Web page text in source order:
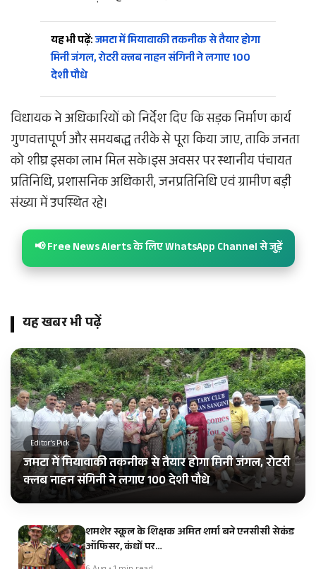
यह भी पढ़ें:जमटा में मियावाकी तकनीक से तैयार होगा
मिनी जंगल, रोटरी क्लब नाहन संगिनी ने लगाए 100
देशी पौधे
विधायक ने अधिकारियों को निर्देश दिए कि सड़क निर्माण कार्य
गुणवत्तापूर्ण और समयबद्ध तरीके से पूरा किया जाए, ताकि जनता
को शीघ्र इसका लाभ मिल सके।इस अवसर पर स्थानीय पंचायत
प्रतिनिधि, प्रशासनिक अधिकारी, जनप्रतिनिधि एवं ग्रामीण बड़ी
संख्या में उपस्थित रहे।
📢 Free News Alerts के लिए WhatsApp Channel से जुड़ें
यह खबर भी पढ़ें
Editor's Pick
जमटा में मियावाकी तकनीक से तैयार होगा मिनी जंगल, रोटरी
क्लब नाहन संगिनी ने लगाए 100 देशी पौधे
शमशेर स्कूल के शिक्षक अमित शर्मा बने एनसीसी सेकंड
ऑफिसर, कंधों पर…